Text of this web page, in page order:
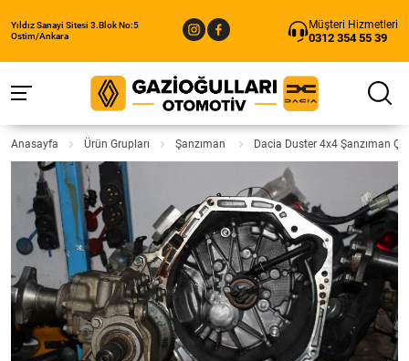
Yıldız Sanayi Sitesi 3.Blok No:5
Ostim/Ankara
Müşteri Hizmetleri
0312 354 55 39
Anasayfa Ürün Grupları Şanzıman Dacia Duster 4x4 Şanzıman